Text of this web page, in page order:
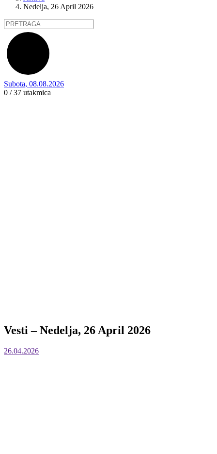
Nedelja, 26 April 2026
Subota, 08.08.2026
0 / 37 utakmica
Vesti – Nedelja, 26 April 2026
26.04.2026